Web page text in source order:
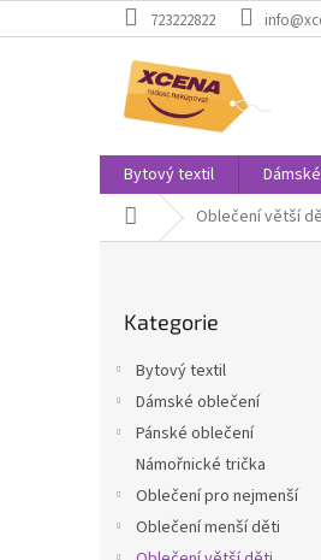
na
723222822
Bytový textil
Domů Oblečení větší
kategorie
Kategorie
Bytový textil
Dámské oblečení
Pánské oblečení
Námořnické trička
Oblečení pro nejmenší
Oblečení menší děti